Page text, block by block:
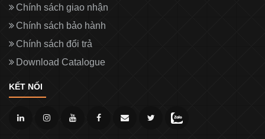
Chính sách giao nhận
Chính sách bảo hành
Chính sách đổi trả
Download Catalogue
KẾT NỐI